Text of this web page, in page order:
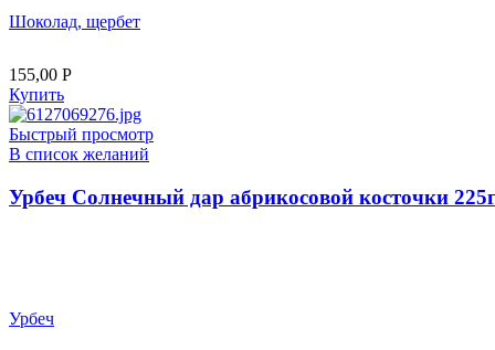
Шоколад, щербет
155,00 Р
Купить
Быстрый просмотр
В список желаний
Урбеч Солнечный дар абрикосовой косточки
Урбеч